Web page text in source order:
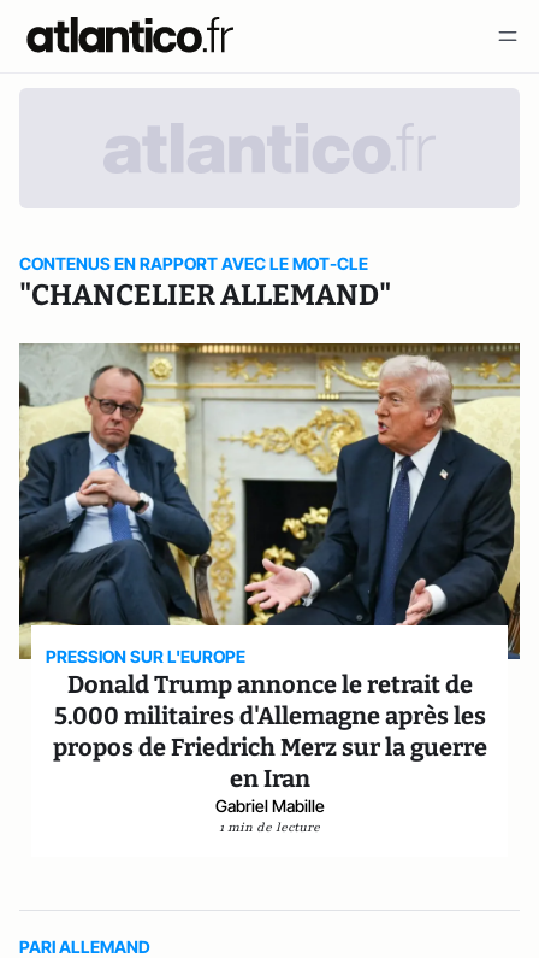
CONTENUS EN RAPPORT AVEC LE MOT-CLE
"CHANCELIER ALLEMAND"
PRESSION SUR L'EUROPE
Donald Trump annonce le retrait de
5.000 militaires d'Allemagne après les
propos de Friedrich Merz sur la guerre
en Iran
Gabriel Mabille
1 min de lecture
PARI ALLEMAND